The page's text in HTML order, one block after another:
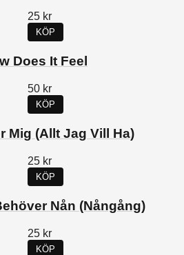
25 kr
KÖP
Does It Feel
50 kr
KÖP
Mig (Allt Jag Vill Ha)
25 kr
KÖP
Nån (Nångång)
25 kr
KÖP